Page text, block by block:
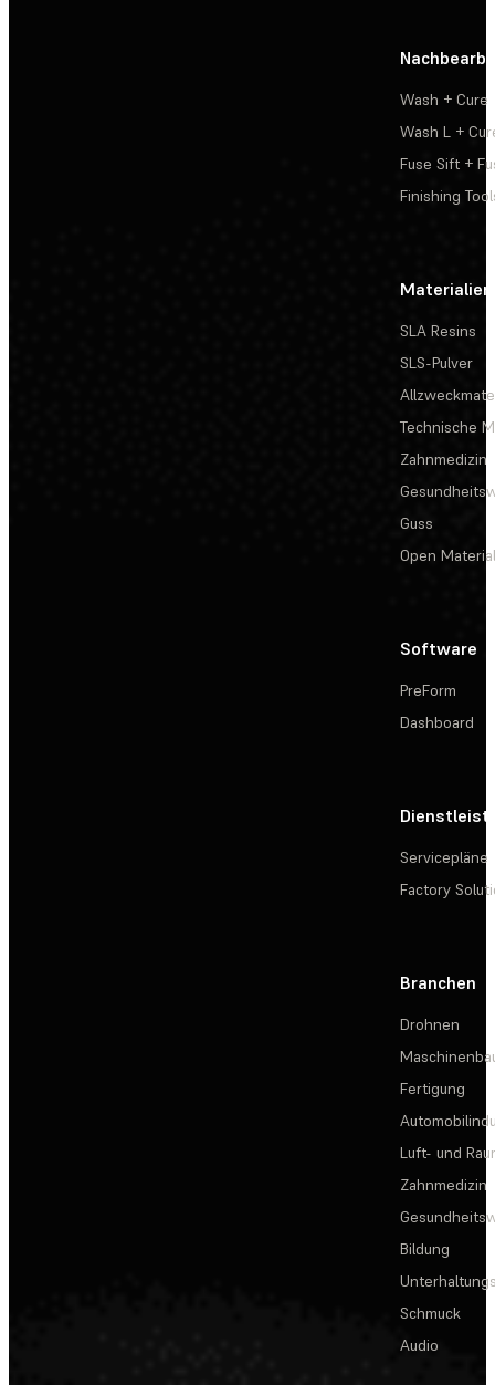
Wash + Cure
Wash L +
Fuse Sift +
Finishing
Materialien
SLA Resins
SLS-Pulver
Technische
Zahnmedizin
Guss
Open
Software
PreForm
Dashboard
Servicepläne
Factory
Branchen
Drohnen
Fertigung
Luft- und
Zahnmedizin
Bildung
Schmuck
Audio